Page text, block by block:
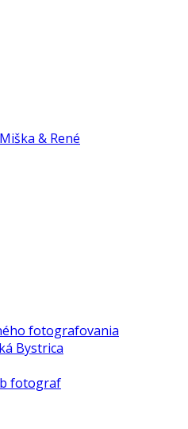
& René
fotografovania
Bystrica
fotograf